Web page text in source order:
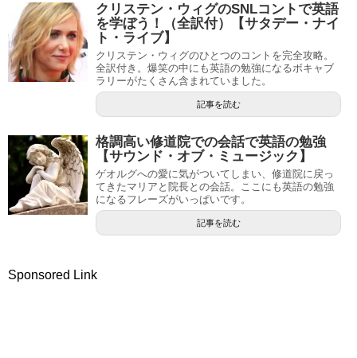
クリステン・ウィグのSNLコントで英語
を学ぼう！（全訳付）【サタデー・ナイ
ト・ライブ】
クリステン・ウィグのひとつのコントを完全攻略。
全訳付き。爆笑の中にも英語の勉強になるボキャブ
ラリーがたくさん含まれていました。
記事を読む
格調高い修道院での会話で英語の勉強
【サウンド・オブ・ミュージック】
ゲオルグへの愛に気がついてしまい、修道院に戻っ
てきたマリアと院長との会話。ここにも英語の勉強
になるフレーズがいっぱいです。
記事を読む
Sponsored Link